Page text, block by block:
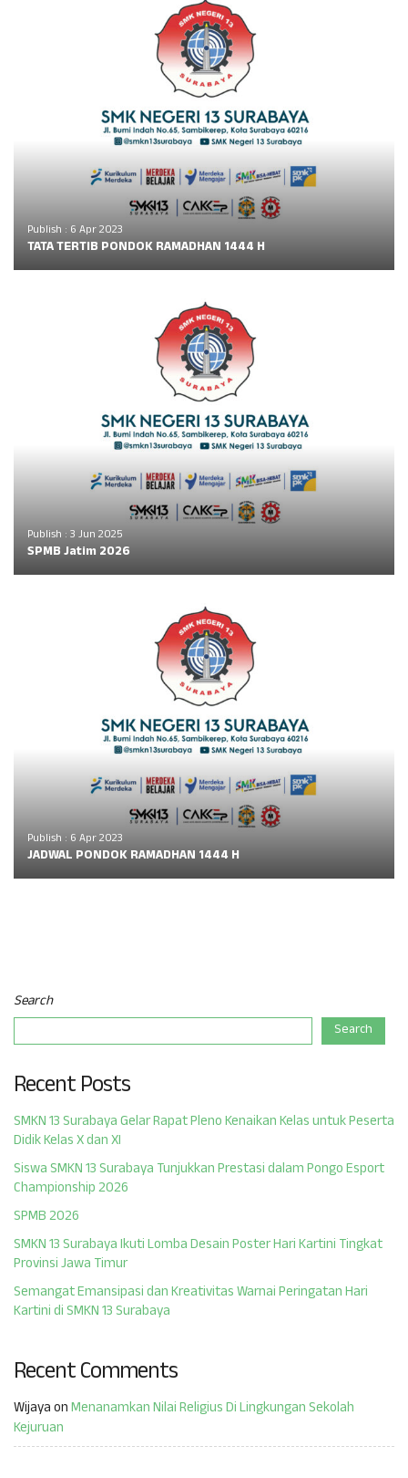
Publish : 6 Apr 2023
TATA TERTIB PONDOK RAMADHAN 1444 H
Publish : 3 Jun 2025
SPMB Jatim 2026
Publish : 6 Apr 2023
JADWAL PONDOK RAMADHAN 1444 H
Search
Search
Recent Posts
SMKN 13 Surabaya Gelar Rapat Pleno Kenaikan Kelas untuk Peserta
Didik Kelas X dan XI
Siswa SMKN 13 Surabaya Tunjukkan Prestasi dalam Pongo Esport
Championship 2026
SPMB 2026
SMKN 13 Surabaya Ikuti Lomba Desain Poster Hari Kartini Tingkat
Provinsi Jawa Timur
Semangat Emansipasi dan Kreativitas Warnai Peringatan Hari
Kartini di SMKN 13 Surabaya
Recent Comments
WijayaonMenanamkan Nilai Religius Di Lingkungan Sekolah
Kejuruan